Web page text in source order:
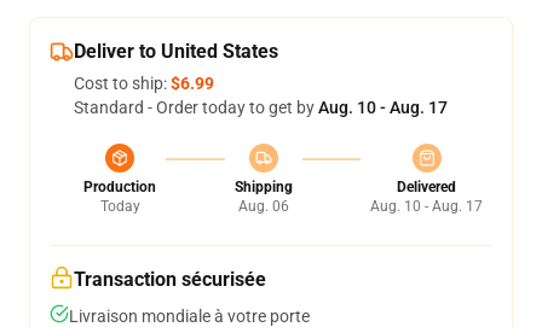
Deliver to United States
Cost to ship:$6.99
Standard - Order today to get byAug. 10 - Aug. 17
Production
Today
Shipping
Aug. 06
Delivered
Aug. 10 - Aug. 17
Transaction sécurisée
Livraison mondiale à votre porte